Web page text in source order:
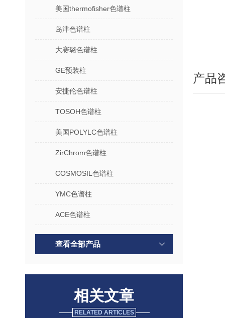
美国thermofisher色谱柱
岛津色谱柱
大赛璐色谱柱
GE预装柱
安捷伦色谱柱
TOSOH色谱柱
美国POLYLC色谱柱
ZirChrom色谱柱
COSMOSIL色谱柱
YMC色谱柱
ACE色谱柱
查看全部产品
相关文章
RELATED ARTICLES
产品